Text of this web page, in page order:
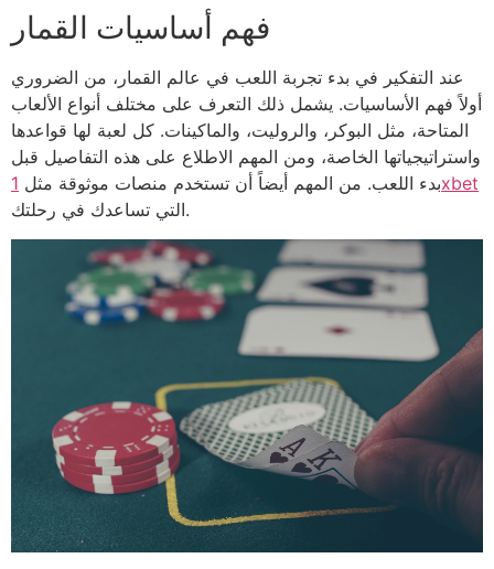
فهم أساسيات القمار
عند التفكير في بدء تجربة اللعب في عالم القمار، من الضروري
أولاً فهم الأساسيات. يشمل ذلك التعرف على مختلف أنواع الألعاب
المتاحة، مثل البوكر، والروليت، والماكينات. كل لعبة لها قواعدها
واستراتيجياتها الخاصة، ومن المهم الاطلاع على هذه التفاصيل قبل
بدء اللعب. من المهم أيضاً أن تستخدم منصات موثوقة مثل1xbet
التي تساعدك في رحلتك.